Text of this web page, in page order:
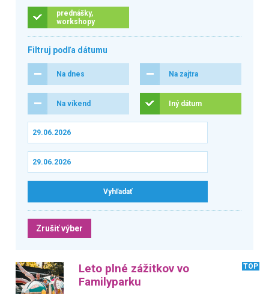
prednášky,
workshopy
Filtruj podľa dátumu
Na dnes Na zajtra
Na víkend Iný dátum
Zrušiť výber
Leto plné zážitkov vo
Familyparku
TOP